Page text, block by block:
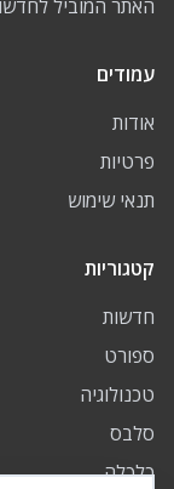
האתר המוביל
עמודים
אודות
פרטיות
תנאי שימוש
קטגוריות
חדשות
ספורט
טכנולוגיה
סלבס
כלכלה